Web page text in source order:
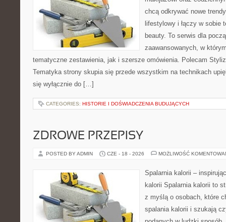
chcą odkrywać nowe
lifestylowy i łączy w sobie
beauty. To serwis dla
zaawansowanych, w
tematyczne zestawienia, jak i szersze omówienia. Polecam
Tematyka strony skupia się przede wszystkim na technikach
się wyłącznie do […]
CATEGORIES: HISTORIE I DOŚWIADCZENIA BUDUJĄCYCH
ZDROWE PRZEPISY
POSTED BY ADMIN CZE - 18 - 2026 MOŻLIWOŚĆ
Spalarnia kalorii –
kalorii Spalarnia kalorii to
z myślą o osobach, które
spalania kalorii i szukają